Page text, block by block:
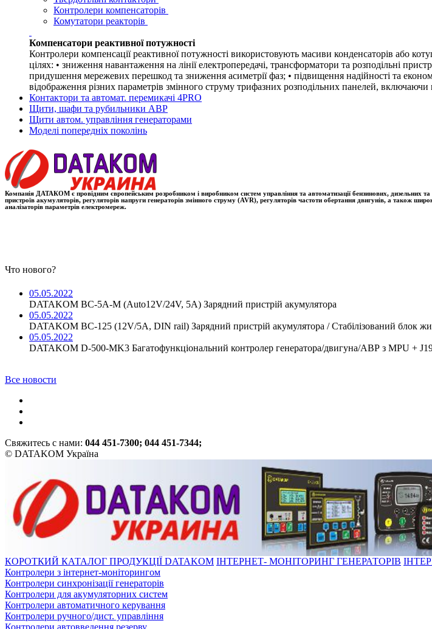
Контролери компенсаторів
Комутатори реакторів
Компенсатори реактивної потужності
Контролери компенсації реактивної потужності використовують масиви конденсаторів або
цілях: • зниження навантаження на лінії електропередачі, трансформатори та розподільні
придушення мережевих перешкод та зниження асиметрії фаз; • підвищення надійності та
відображення різних параметрів змінного струму трифазних розподільних панелей, включаючи
Контактори та автомат. перемикачі 4PRO
Щити, шафи та рубильники АВР
Щити автом. управління генераторами
Моделі попередніх поколінь
Компанія ДАТАКОМ є провідним європейським розробником і виробником систем управління та автоматизації бензинових, дизельних
пристроїв акумуляторів, регуляторів напруги генераторів змінного струму (AVR), регуляторів частоти обертання двигунів, а також
аналізаторів параметрів електромереж.
Что нового?
05.05.2022
DATAKOM BC-5A-M (Auto12V/24V, 5A) Зарядний пристрій акумулятора
05.05.2022
DATAKOM BC-125 (12V/5A, DIN rail) Зарядний пристрій акумулятора / Стабілізований блок
05.05.2022
DATAKOM D-500-MK3 Багатофункціональний контролер генератора/двигуна/АВР з MPU +
Все новости
Свяжитесь с нами: 044 451-7300; 044 451-7344;
© DATAKOM Україна
КОРОТКИЙ КАТАЛОГ ПРОДУКЦІЇ DATAKOM ІНТЕРНЕТ- МОНІТОРИНГ ГЕНЕРАТОРІВ
Контролери з інтернет-моніторингом
Контролери синхронізації генераторів
Контролери для акумуляторних систем
Контролери автоматичного керування
Контролери ручного/дист. управління
Контролери автовведення резерву